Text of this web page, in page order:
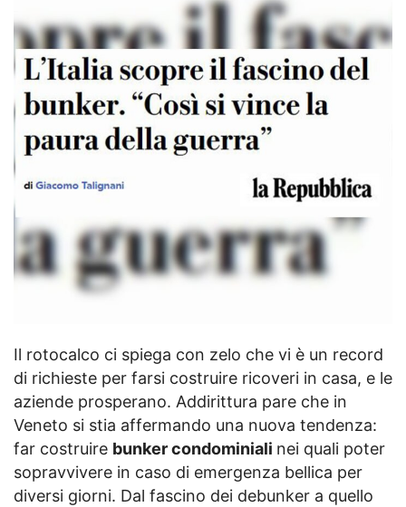
Il rotocalco ci spiega con zelo che vi è un record
di richieste per farsi costruire ricoveri in casa, e le
aziende prosperano. Addirittura pare che in
Veneto si stia affermando una nuova tendenza:
far costruire bunker condominiali nei quali poter
sopravvivere in caso di emergenza bellica per
diversi giorni. Dal fascino dei debunker a quello